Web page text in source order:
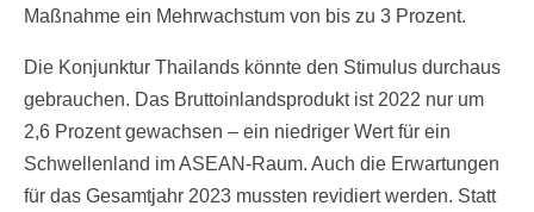
Maßnahme ein Mehrwachstum von bis zu 3 Prozent.
Die Konjunktur Thailands könnte den Stimulus durchaus
gebrauchen. Das Bruttoinlandsprodukt ist 2022 nur um
2,6 Prozent gewachsen – ein niedriger Wert für ein
Schwellenland im ASEAN-Raum. Auch die Erwartungen
für das Gesamtjahr 2023 mussten revidiert werden. Statt